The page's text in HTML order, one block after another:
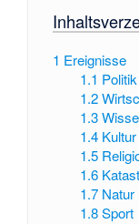
1 Ereignisse
1.1
1.2
1.3
1.4 Kultur
1.5
1.6
1.7 Natur
1.8 Sport